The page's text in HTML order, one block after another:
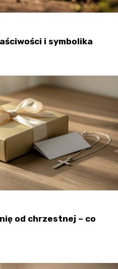
i symbolika
od chrzestnej – co